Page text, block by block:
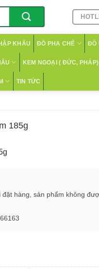
KHẨU ĐỒ PHA CHẾ ĐỒ
KEM NGOẠI ( ĐỨC, PHÁP)
TIN TỨC
185g
hàng, sản phẩm không